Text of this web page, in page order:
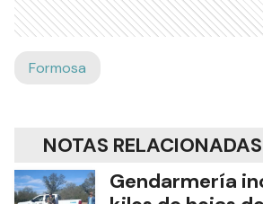
Formosa